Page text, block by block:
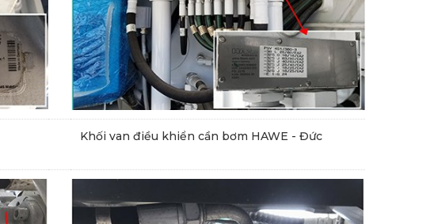
Khối van điều khiển cần bơm HAWE - Đức